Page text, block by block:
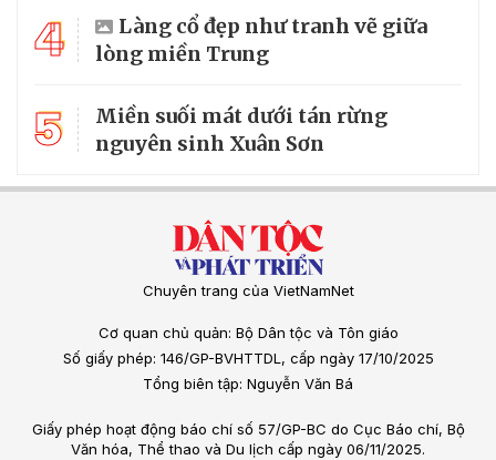
4
Làng cổ đẹp như tranh vẽ giữa
lòng miền Trung
5
Miền suối mát dưới tán rừng
nguyên sinh Xuân Sơn
Chuyên trang của VietNamNet
Cơ quan chủ quản: Bộ Dân tộc và Tôn giáo
Số giấy phép: 146/GP-BVHTTDL, cấp ngày 17/10/2025
Tổng biên tập: Nguyễn Văn Bá
Giấy phép hoạt động báo chí số 57/GP-BC do Cục Báo chí, Bộ
Văn hóa, Thể thao và Du lịch cấp ngày 06/11/2025.